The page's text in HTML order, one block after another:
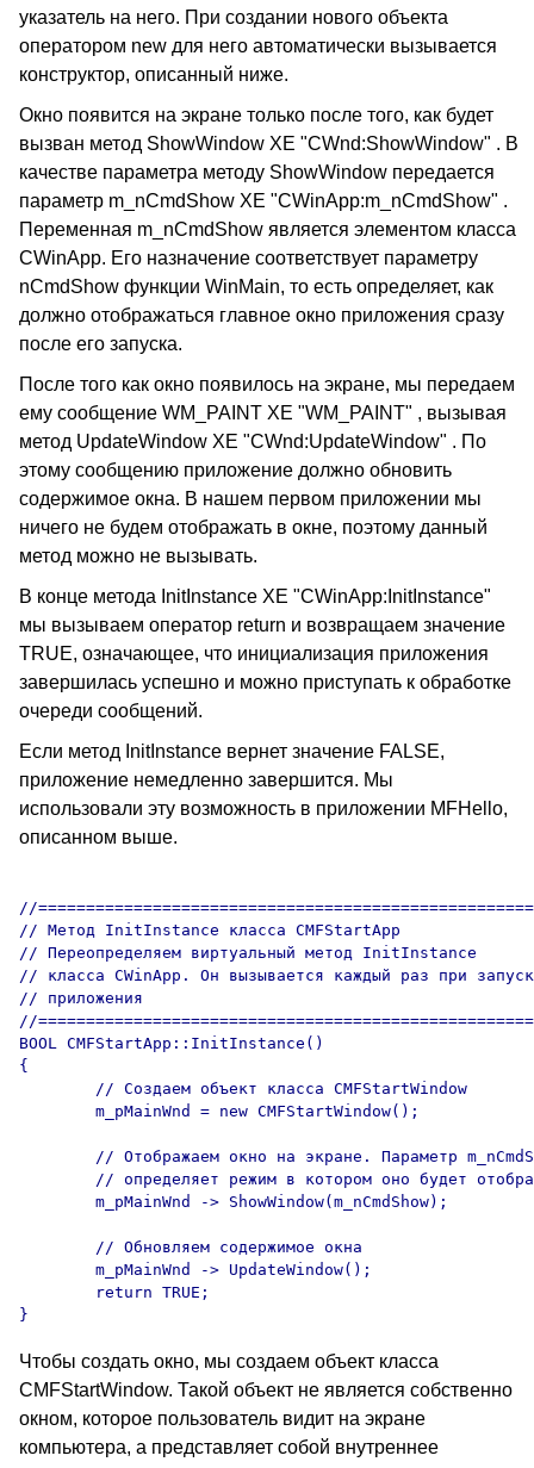
указатель на него. При создании нового объекта
оператором new для него автоматически вызывается
конструктор, описанный ниже.
Окно появится на экране только после того, как будет
вызван метод ShowWindow XE "CWnd:ShowWindow" . В
качестве параметра методу ShowWindow передается
параметр m_nCmdShow XE "CWinApp:m_nCmdShow" .
Переменная m_nCmdShow является элементом класса
CWinApp. Его назначение соответствует параметру
nCmdShow функции WinMain, то есть определяет, как
должно отображаться главное окно приложения сразу
после его запуска.
После того как окно появилось на экране, мы передаем
ему сообщение WM_PAINT XE "WM_PAINT" , вызывая
метод UpdateWindow XE "CWnd:UpdateWindow" . По
этому сообщению приложение должно обновить
содержимое окна. В нашем первом приложении мы
ничего не будем отображать в окне, поэтому данный
метод можно не вызывать.
В конце метода InitInstance XE "CWinApp:InitInstance"
мы вызываем оператор return и возвращаем значение
TRUE, означающее, что инициализация приложения
завершилась успешно и можно приступать к обработке
очереди сообщений.
Если метод InitInstance вернет значение FALSE,
приложение немедленно завершится. Мы
использовали эту возможность в приложении MFHello,
описанном выше.
//
// Метод InitInstance класса CMFStartApp
// Переопределяем виртуальный метод InitInstance
// класса CWinApp. Он вызывается каждый раз при
// приложения
//
BOOL CMFStartApp::InitInstance()
{
Чтобы создать окно, мы создаем объект класса
CMFStartWindow. Такой объект не является собственно
окном, которое пользователь видит на экране
компьютера, а представляет собой внутреннее